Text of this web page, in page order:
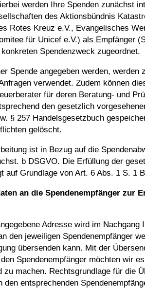
werden Ihre Spenden zunächst
des Aktionsbündnis
Rotes Kreuz e.V., Evangelisches
für Unicef e.V.) als Empfänger
Spendenzweck zugeordnet.
Spende angegeben werden, werden
verwendet. Zudem können
für deren Beratung- und
den gesetzlich
§ 257 Handelsgesetzbuch
gelöscht.
ist in Bezug auf die
b DSGVO. Die Erfüllung der
auf Grundlage von Art. 6 Abs. 1 S. 1
an die Spendenempfänger zur
Adresse wird im Nachgang
den jeweiligen Spendenempfänger
übersenden kann. Mit der
Spendenempfänger möchten wir
zu machen. Rechtsgrundlage für die
den entsprechenden